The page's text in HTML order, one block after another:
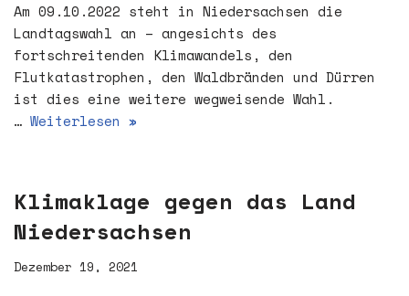
Am 09.10.2022 steht in Niedersachsen die
Landtagswahl an – angesichts des
fortschreitenden Klimawandels, den
Flutkatastrophen, den Waldbränden und Dürren
ist dies eine weitere wegweisende Wahl.
… Weiterlesen »
Klimaklage gegen das Land
Niedersachsen
Dezember 19, 2021